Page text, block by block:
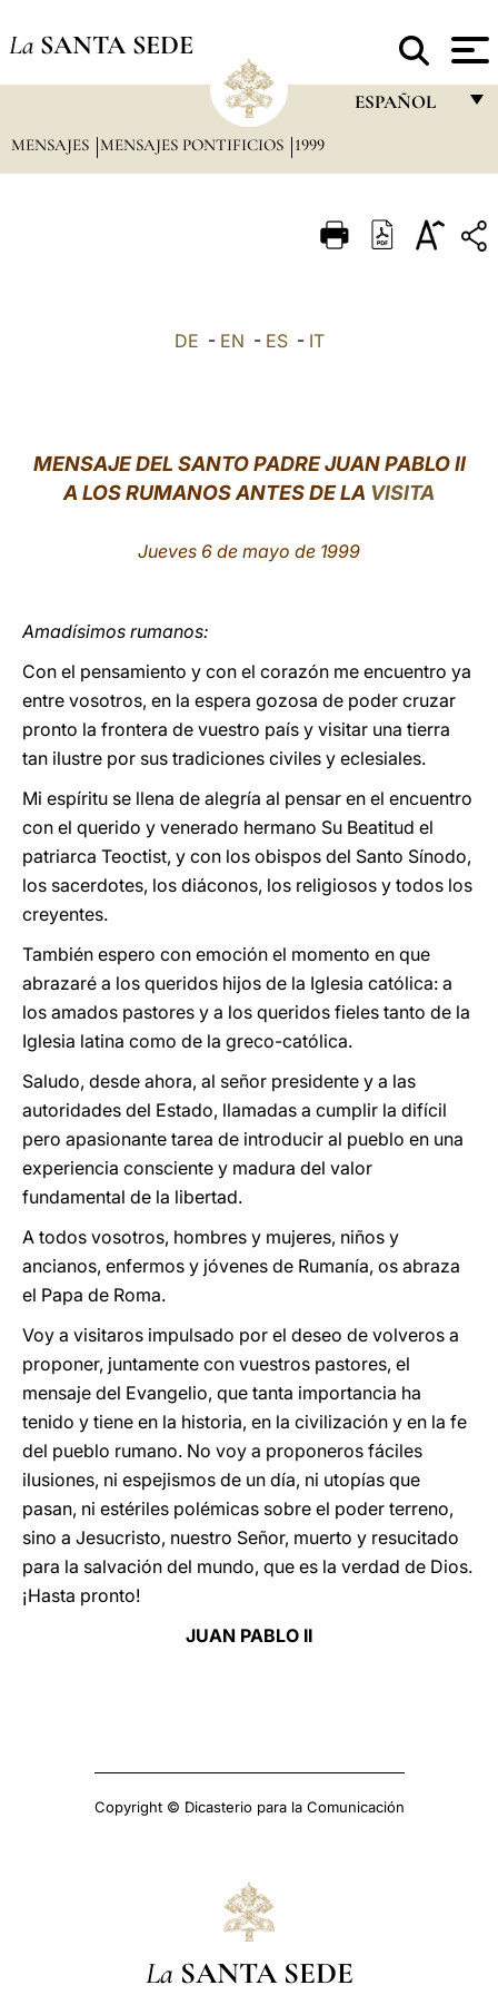
La SANTA SEDE
ESPAÑOL
ITALIANO
中文
MENSAJES MENSAJES PONTIFICIOS 1999
DE - EN - ES- IT
MENSAJE DEL SANTO PADRE JUAN PABLO II
A LOS RUMANOS ANTES DE LA VISITA
Jueves 6 de mayo de 1999
Amadísimos rumanos:
Con el pensamiento y con el corazón me encuentro ya
entre vosotros, en la espera gozosa de poder cruzar
pronto la frontera de vuestro país y visitar una tierra
tan ilustre por sus tradiciones civiles y eclesiales.
Mi espíritu se llena de alegría al pensar en el encuentro
con el querido y venerado hermano Su Beatitud el
patriarca Teoctist, y con los obispos del Santo Sínodo,
los sacerdotes, los diáconos, los religiosos y todos los
creyentes.
También espero con emoción el momento en que
abrazaré a los queridos hijos de la Iglesia católica: a
los amados pastores y a los queridos fieles tanto de la
Iglesia latina como de la greco-católica.
Saludo, desde ahora, al señor presidente y a las
autoridades del Estado, llamadas a cumplir la difícil
pero apasionante tarea de introducir al pueblo en una
experiencia consciente y madura del valor
fundamental de la libertad.
A todos vosotros, hombres y mujeres, niños y
ancianos, enfermos y jóvenes de Rumanía, os abraza
el Papa de Roma.
Voy a visitaros impulsado por el deseo de volveros a
proponer, juntamente con vuestros pastores, el
mensaje del Evangelio, que tanta importancia ha
tenido y tiene en la historia, en la civilización y en la fe
del pueblo rumano. No voy a proponeros fáciles
ilusiones, ni espejismos de un día, ni utopías que
pasan, ni estériles polémicas sobre el poder terreno,
sino a Jesucristo, nuestro Señor, muerto y resucitado
para la salvación del mundo, que es la verdad de Dios.
¡Hasta pronto!
JUAN PABLO II
Copyright © Dicasterio para la Comunicación
La SANTA SEDE